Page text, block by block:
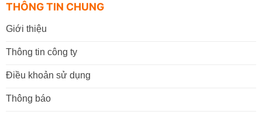
THÔNG TIN CHUNG
Giới thiệu
Thông tin công ty
Điều khoản sử dụng
Thông báo